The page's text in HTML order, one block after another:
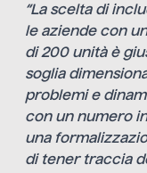
“La scelta di
le aziende con
di 200 unità è
soglia
problemi e
con un numero
una
di tener traccia